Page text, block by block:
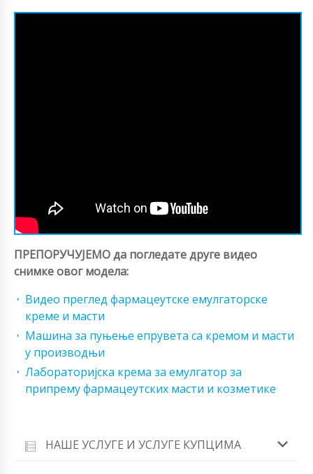
ПРЕПОРУЧУЈЕМО да погледате друге видео
снимке овог модела:
Видео преглед фармацеутске емулгаторске
креме и масти
Машина за пуњење епрувета са кремом и масти
у производњи
Лабораторијска крема за емулгатор за
припрему фармацеутских масти и козметике
НАШЕ УСЛУГЕ И УСЛУГЕ КУПЦИМА